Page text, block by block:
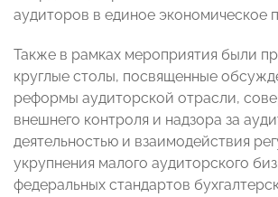
аудиторов в единое экономическое
Также в рамках мероприятия были
круглые столы, посвященные
реформы аудиторской отрасли,
внешнего контроля и надзора за
деятельностью и взаимодействия
укрупнения малого аудиторского
федеральных стандартов